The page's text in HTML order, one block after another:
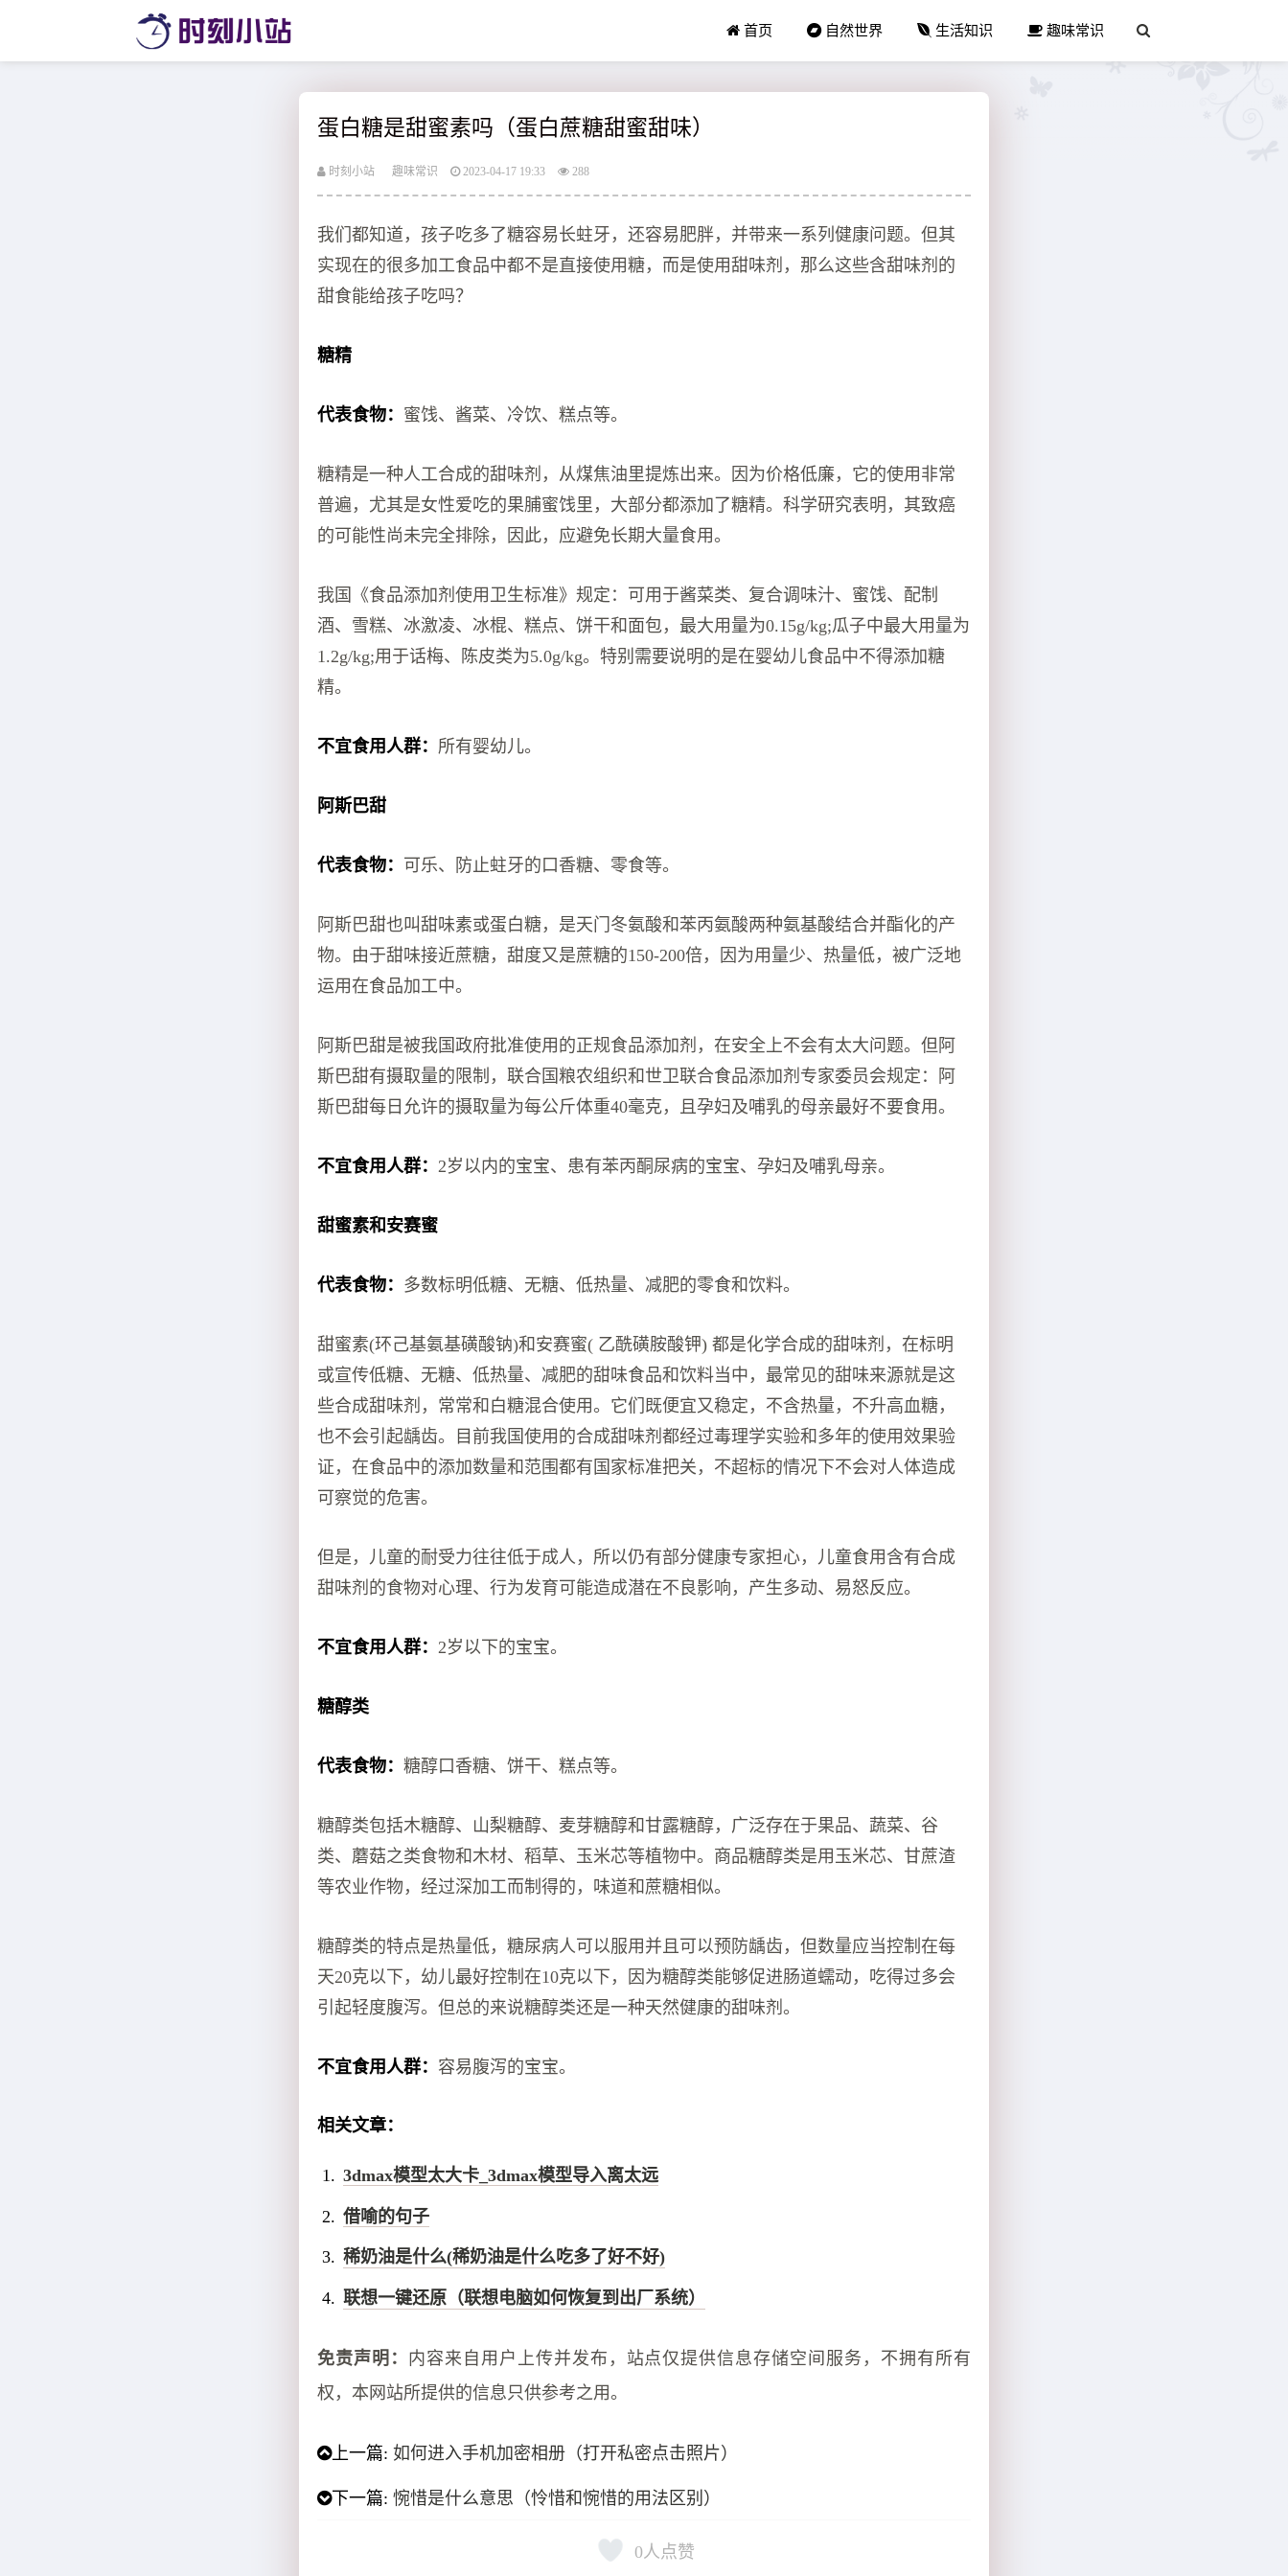
首页 自然世界 生活知识 趣味常识
蛋白糖是甜蜜素吗（蛋白蔗糖甜蜜甜味）
时刻小站 趣味常识 2023-04-17 19:33 288
我们都知道，孩子吃多了糖容易长蛀牙，还容易肥胖，并带来一系列健康问题。但其
实现在的很多加工食品中都不是直接使用糖，而是使用甜味剂，那么这些含甜味剂的
甜食能给孩子吃吗？
糖精
代表食物： 蜜饯、酱菜、冷饮、糕点等。
糖精是一种人工合成的甜味剂，从煤焦油里提炼出来。因为价格低廉，它的使用非常
普遍，尤其是女性爱吃的果脯蜜饯里，大部分都添加了糖精。科学研究表明，其致癌
的可能性尚未完全排除，因此，应避免长期大量食用。
我国《食品添加剂使用卫生标准》规定：可用于酱菜类、复合调味汁、蜜饯、配制
酒、雪糕、冰激凌、冰棍、糕点、饼干和面包，最大用量为0.15g/kg;瓜子中最大用量为
1.2g/kg;用于话梅、陈皮类为5.0g/kg。特别需要说明的是在婴幼儿食品中不得添加糖
精。
不宜食用人群： 所有婴幼儿。
阿斯巴甜
代表食物： 可乐、防止蛀牙的口香糖、零食等。
阿斯巴甜也叫甜味素或蛋白糖，是天门冬氨酸和苯丙氨酸两种氨基酸结合并酯化的产
物。由于甜味接近蔗糖，甜度又是蔗糖的150-200倍，因为用量少、热量低，被广泛地
运用在食品加工中。
阿斯巴甜是被我国政府批准使用的正规食品添加剂，在安全上不会有太大问题。但阿
斯巴甜有摄取量的限制，联合国粮农组织和世卫联合食品添加剂专家委员会规定：阿
斯巴甜每日允许的摄取量为每公斤体重40毫克，且孕妇及哺乳的母亲最好不要食用。
不宜食用人群：2岁以内的宝宝、患有苯丙酮尿病的宝宝、孕妇及哺乳母亲。
甜蜜素和安赛蜜
代表食物： 多数标明低糖、无糖、低热量、减肥的零食和饮料。
甜蜜素(环己基氨基磺酸钠)和安赛蜜( 乙酰磺胺酸钾) 都是化学合成的甜味剂，在标明
或宣传低糖、无糖、低热量、减肥的甜味食品和饮料当中，最常见的甜味来源就是这
些合成甜味剂，常常和白糖混合使用。它们既便宜又稳定，不含热量，不升高血糖，
也不会引起龋齿。目前我国使用的合成甜味剂都经过毒理学实验和多年的使用效果验
证，在食品中的添加数量和范围都有国家标准把关，不超标的情况下不会对人体造成
可察觉的危害。
但是，儿童的耐受力往往低于成人，所以仍有部分健康专家担心，儿童食用含有合成
甜味剂的食物对心理、行为发育可能造成潜在不良影响，产生多动、易怒反应。
不宜食用人群：2岁以下的宝宝。
糖醇类
代表食物：糖醇口香糖、饼干、糕点等。
糖醇类包括木糖醇、山梨糖醇、麦芽糖醇和甘露糖醇，广泛存在于果品、蔬菜、谷
类、蘑菇之类食物和木材、稻草、玉米芯等植物中。商品糖醇类是用玉米芯、甘蔗渣
等农业作物，经过深加工而制得的，味道和蔗糖相似。
糖醇类的特点是热量低，糖尿病人可以服用并且可以预防龋齿，但数量应当控制在每
天20克以下，幼儿最好控制在10克以下，因为糖醇类能够促进肠道蠕动，吃得过多会
引起轻度腹泻。但总的来说糖醇类还是一种天然健康的甜味剂。
不宜食用人群： 容易腹泻的宝宝。
相关文章：
3dmax模型太大卡_3dmax模型导入离太远
借喻的句子
稀奶油是什么(稀奶油是什么吃多了好不好)
联想一键还原（联想电脑如何恢复到出厂系统）
免责声明： 内容来自用户上传并发布，站点仅提供信息存储空间服务，不拥有所有
权，本网站所提供的信息只供参考之用。
上一篇:如何进入手机加密相册（打开私密点击照片）
下一篇:惋惜是什么意思（怜惜和惋惜的用法区别）
0人点赞